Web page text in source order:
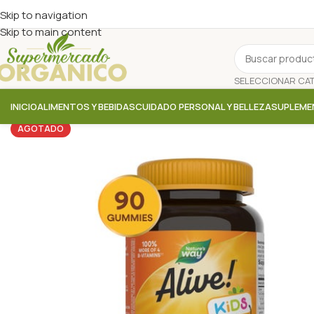
Skip to navigation
Skip to main content
INICIOALIMENTOS Y BEBIDASCUIDADO PERSONAL Y BELLEZA
AGOTADO